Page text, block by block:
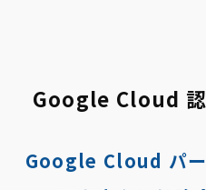
Google Cloud
Google Cloud パー